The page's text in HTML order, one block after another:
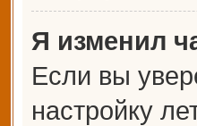
Я изменил
Если вы
настройку